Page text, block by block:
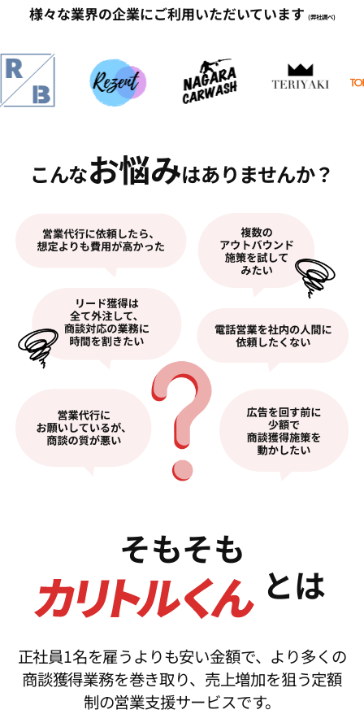
様々な業界の企業にご利用いただいています (弊社調べ)
こんなお悩みはありませんか？
そもそも
とは
正社員1名を雇うよりも安い金額で、より多くの
商談獲得業務を巻き取り、売上増加を狙う定額
制の営業支援サービスです。